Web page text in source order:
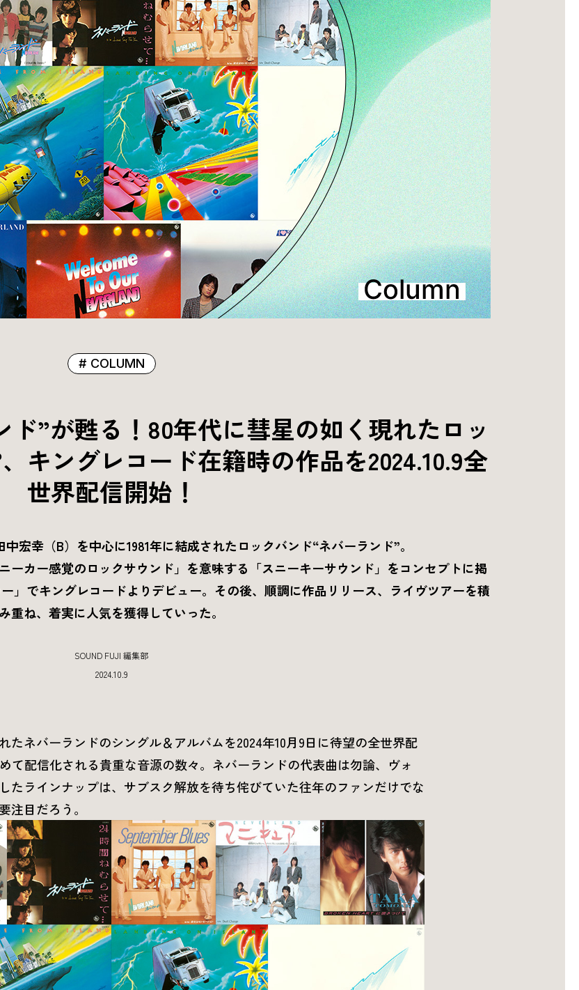
COLUMN
”が甦る！80年代に彗星の如く現れたロッ
キングレコード在籍時の作品を2024.10.9全
世界配信開始！
宏幸（B）を中心に1981年に結成されたロックバンド“ネバーランド”。
ーカー感覚のロックサウンド」を意味する「スニーキーサウンド」をコンセプトに掲
」でキングレコードよりデビュー。その後、順調に作品リリース、ライヴツアーを積
み重ね、着実に人気を獲得していった。
SOUND FUJI 編集部
2024.10.9
たネバーランドのシングル＆アルバムを2024年10月9日に待望の全世界配
て配信化される貴重な音源の数々。ネバーランドの代表曲は勿論、ヴォ
たラインナップは、サブスク解放を待ち侘びていた往年のファンだけでな
注目だろう。